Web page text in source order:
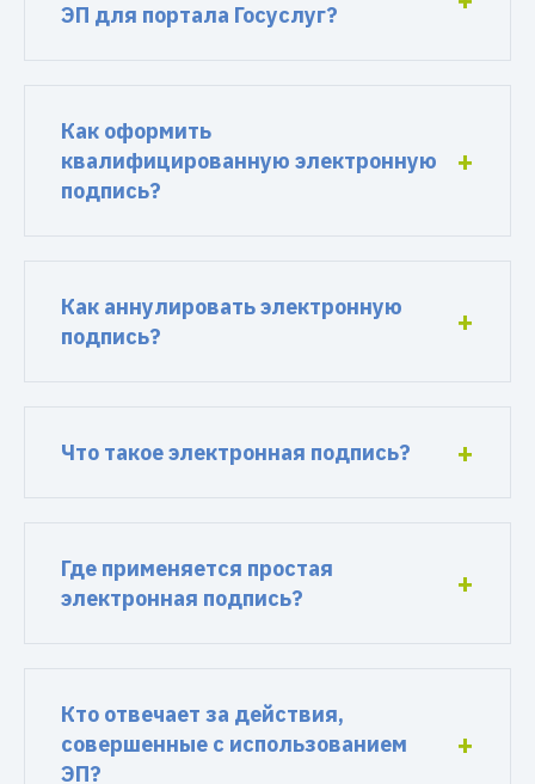
ЭП для портала Госуслуг?
Как оформить
квалифицированную электронную
подпись?
Как аннулировать электронную
подпись?
Что такое электронная подпись?
Где применяется простая
электронная подпись?
Кто отвечает за действия,
совершенные с использованием
ЭП?